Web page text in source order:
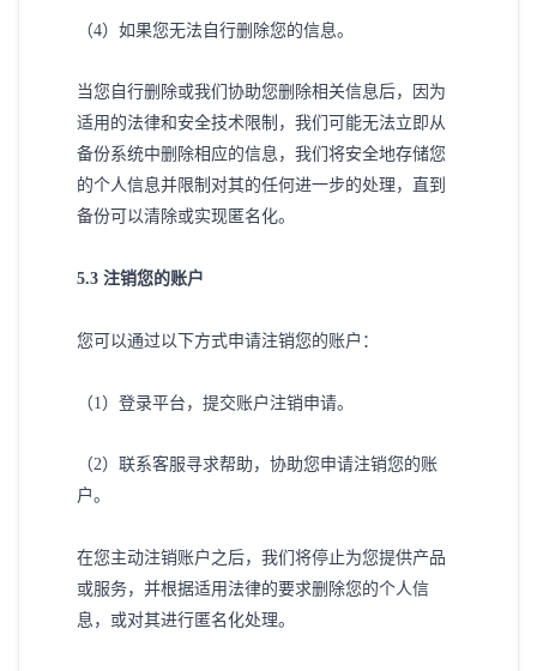
（4）如果您无法自行删除您的信息。
当您自行删除或我们协助您删除相关信息后，因为
适用的法律和安全技术限制，我们可能无法立即从
备份系统中删除相应的信息，我们将安全地存储您
的个人信息并限制对其的任何进一步的处理，直到
备份可以清除或实现匿名化。
5.3 注销您的账户
您可以通过以下方式申请注销您的账户：
（1）登录平台，提交账户注销申请。
（2）联系客服寻求帮助，协助您申请注销您的账
户。
在您主动注销账户之后，我们将停止为您提供产品
或服务，并根据适用法律的要求删除您的个人信
息，或对其进行匿名化处理。